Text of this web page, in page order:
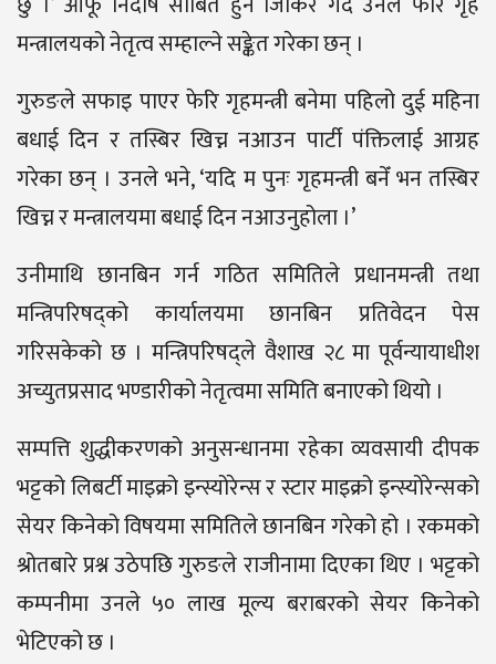
मन्त्रालयको नेतृत्व सम्हाल्ने सङ्केत गरेका छन् ।
गुरुङले सफाइ पाएर फेरि गृहमन्त्री बनेमा पहिलो दुई महिना
बधाई दिन र तस्बिर खिच्न नआउन पार्टी पंक्तिलाई आग्रह
गरेका छन् । उनले भने, ‘यदि म पुनः गृहमन्त्री बनेँ भन तस्बिर
खिच्न र मन्त्रालयमा बधाई दिन नआउनुहोला ।’
उनीमाथि छानबिन गर्न गठित समितिले प्रधानमन्त्री तथा
मन्त्रिपरिषद्को कार्यालयमा छानबिन प्रतिवेदन पेस
गरिसकेको छ । मन्त्रिपरिषद्ले वैशाख २८ मा पूर्वन्यायाधीश
अच्युतप्रसाद भण्डारीको नेतृत्वमा समिति बनाएको थियो ।
सम्पत्ति शुद्धीकरणको अनुसन्धानमा रहेका व्यवसायी दीपक
भट्टको लिबर्टी माइक्रो इन्स्योरेन्स र स्टार माइक्रो इन्स्योरेन्सको
सेयर किनेको विषयमा समितिले छानबिन गरेको हो । रकमको
श्रोतबारे प्रश्न उठेपछि गुरुङले राजीनामा दिएका थिए । भट्टको
कम्पनीमा उनले ५० लाख मूल्य बराबरको सेयर किनेको
भेटिएको छ ।